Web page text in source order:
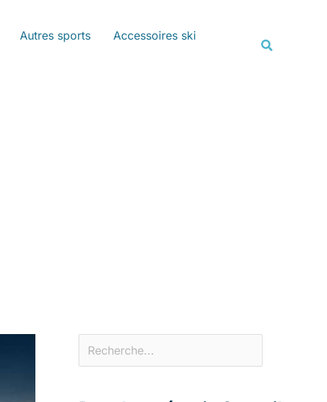
Autres sports
Accessoires ski